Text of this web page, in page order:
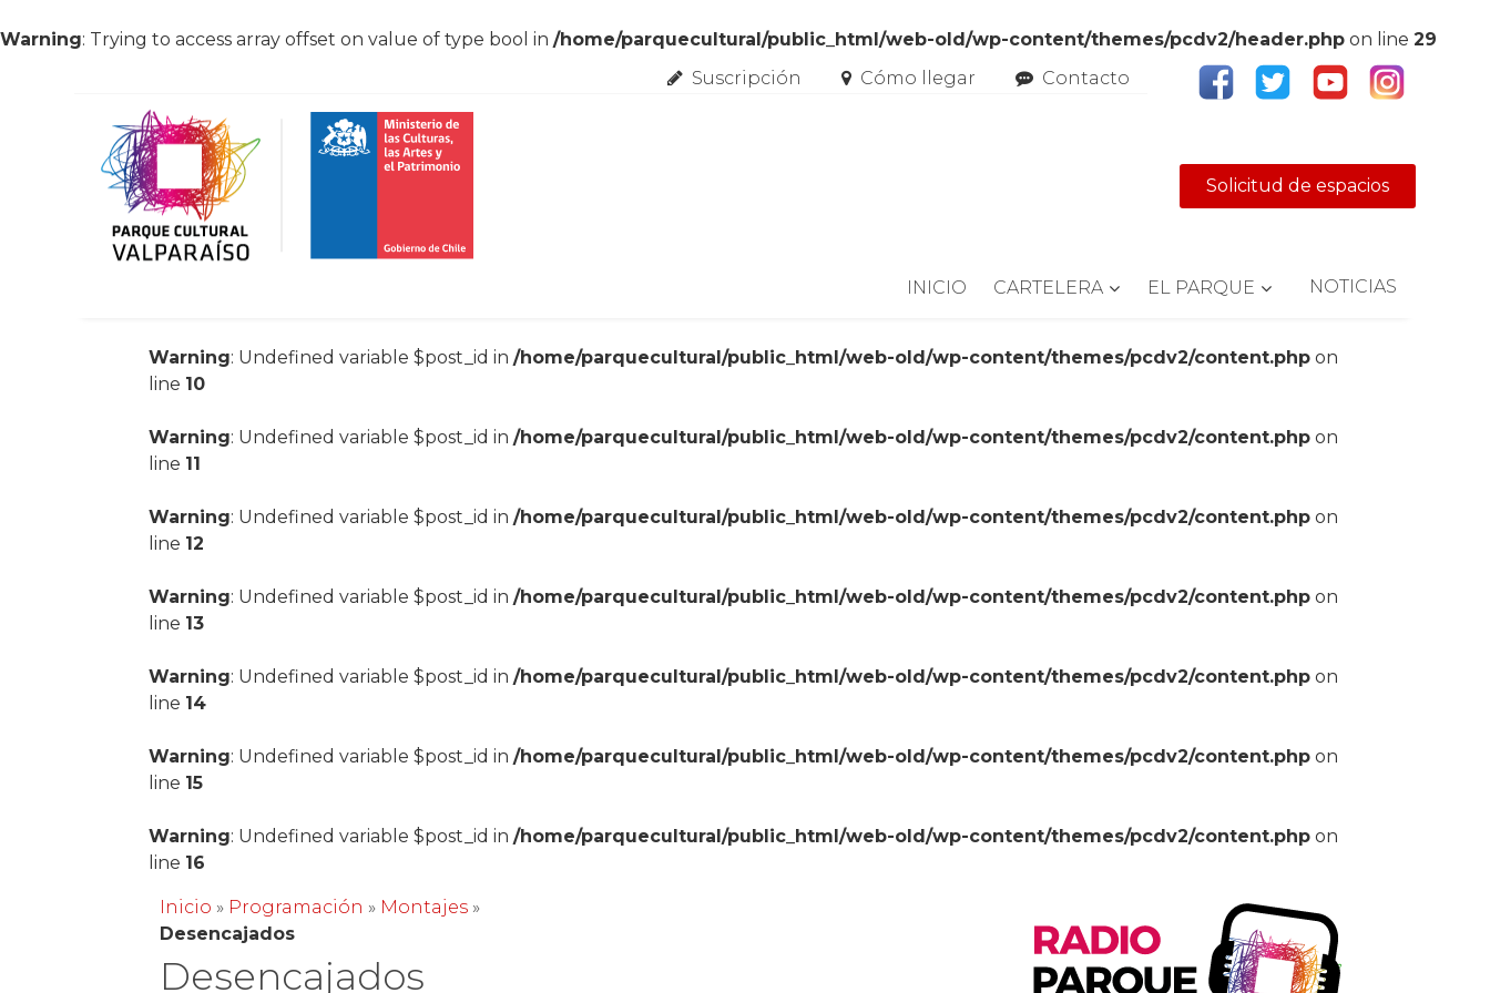
Warning: Trying to access array offset on value of type bool in /home/parquecultural/public_html/web-old/wp-content/themes/pcdv2/header.php on line 29
Suscripción
Cómo llegar Contacto
Solicitud de espacios
INICIO CARTELERA EL PARQUE NOTICIAS
Warning: Undefined variable $post_id in/home/parquecultural/public_html/web-old/wp-content/themes/pcdv2/content.php on
line 10
Warning: Undefined variable $post_id in/home/parquecultural/public_html/web-old/wp-content/themes/pcdv2/content.php on
line 11
Warning: Undefined variable $post_id in/home/parquecultural/public_html/web-old/wp-content/themes/pcdv2/content.php on
line 12
Warning: Undefined variable $post_id in/home/parquecultural/public_html/web-old/wp-content/themes/pcdv2/content.php on
line 13
Warning: Undefined variable $post_id in/home/parquecultural/public_html/web-old/wp-content/themes/pcdv2/content.php on
line 14
Warning: Undefined variable $post_id in/home/parquecultural/public_html/web-old/wp-content/themes/pcdv2/content.php on
line 15
Warning: Undefined variable $post_id in/home/parquecultural/public_html/web-old/wp-content/themes/pcdv2/content.php on
line 16
Inicio » Programación » Montajes »
Desencajados
Desencajados